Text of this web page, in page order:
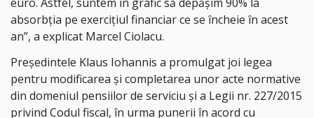
absorbţia pe exerciţiul financiar ce se încheie în acest
an”, a explicat Marcel Ciolacu.
Preşedintele Klaus Iohannis a promulgat joi legea
pentru modificarea şi completarea unor acte normative
din domeniul pensiilor de serviciu şi a Legii nr. 227/2015
privind Codul fiscal, în urma punerii în acord cu